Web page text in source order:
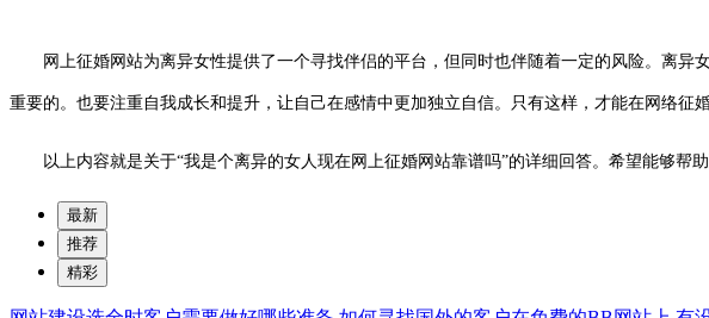
网上征婚网站为离异女性提供了一个寻找伴侣的平台，但同时也伴随着一定的风险。离异
重要的。也要注重自我成长和提升，让自己在感情中更加独立自信。只有这样，才能在网络征
以上内容就是关于“我是个离异的女人现在网上征婚网站靠谱吗”的详细回答。希望能够帮助
最新
推荐
精彩